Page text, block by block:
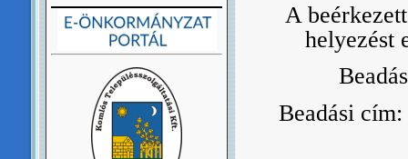
A
helyezést
Beadási